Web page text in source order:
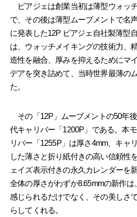
ピアジェは創業当初は薄型ウォッ
で、その後は薄型ムーブメントで名
に発表した12P ピアジェ自社製薄型
は、ウォッチメイキングの技術力、
造性を融合、厚みを抑えるためにマ
デアを突き詰めて、当時世界最薄の
た。
その「12P」ムーブメントの50年
代キャリバー「1200P」である。本
リバー「1255P」は厚さ4mm、キャ
した薄さと折り紙付きの高い信頼性
ェイズ表示付きの永久カレンダーを
全体の厚さがわずか8.65mmの新作
感じられるだけでなく、その美しさ
らしてくれる。